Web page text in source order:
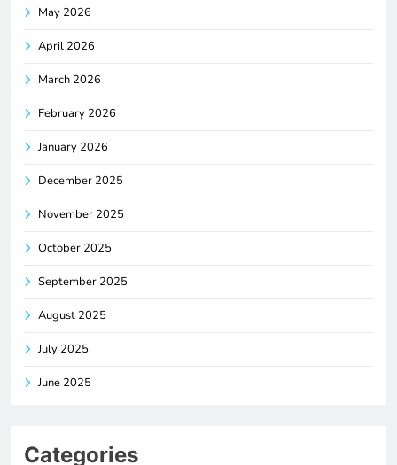
May 2026
April 2026
March 2026
February 2026
January 2026
December 2025
November 2025
October 2025
September 2025
August 2025
July 2025
June 2025
Categories